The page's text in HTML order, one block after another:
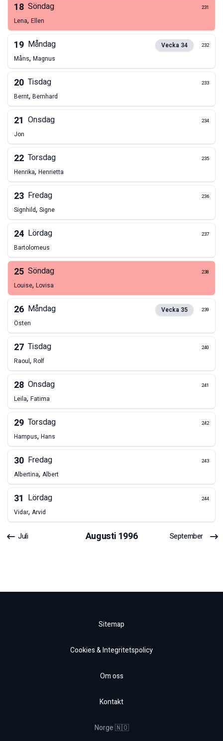
18 Söndag 231
Lena, Ellen
19 Måndag Vecka 34 232
Måns, Magnus
20 Tisdag 233
Bernt, Bernhard
21 Onsdag 234
Jon
22 Torsdag 235
Henrika, Henrietta
23 Fredag 236
Signhild, Signe
24 Lördag 237
Bartolomeus
25 Söndag 238
Louise, Lovisa
26 Måndag Vecka 35 239
Östen
27 Tisdag 240
Raoul, Rolf
28 Onsdag 241
Leila, Fatima
29 Torsdag 242
Hampus, Hans
30 Fredag 243
Albertina, Albert
31 Lördag 244
Vidar, Arvid
Juli Augusti 1996 September
Sitemap
Cookies & Integritetspolicy
Om oss
Kontakt
Norge 🇳🇴